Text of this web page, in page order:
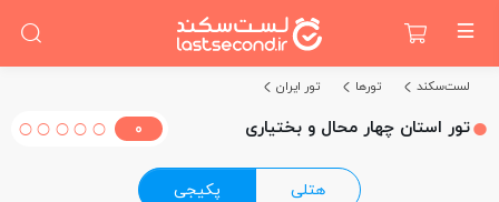
لست‌سکند تورها تور ایران
تور استان چهار محال و بختیاری 0
هتلی پکیجی